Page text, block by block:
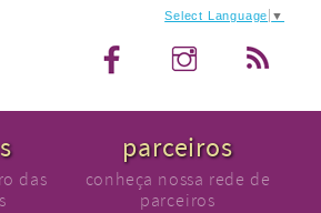
Select Language ▼
das
parceiros
conheça nossa rede de
parceiros